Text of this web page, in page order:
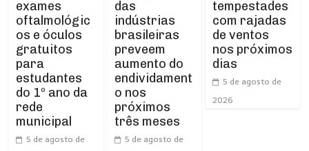
exames
oftalmológic
os e óculos
gratuitos
para
estudantes
do 1º ano da
rede
municipal
5 de agosto de
das
indústrias
brasileiras
preveem
aumento do
endividament
o nos
próximos
três meses
5 de agosto de
tempestades
com rajadas
de ventos
nos próximos
dias
5 de agosto de
2026